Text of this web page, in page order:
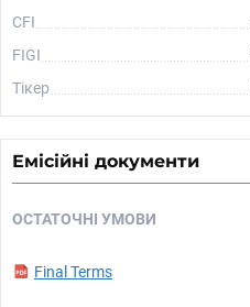
CFI
FIGI
Тікер
Емісійні документи
ОСТАТОЧНІ УМОВИ
Final Terms